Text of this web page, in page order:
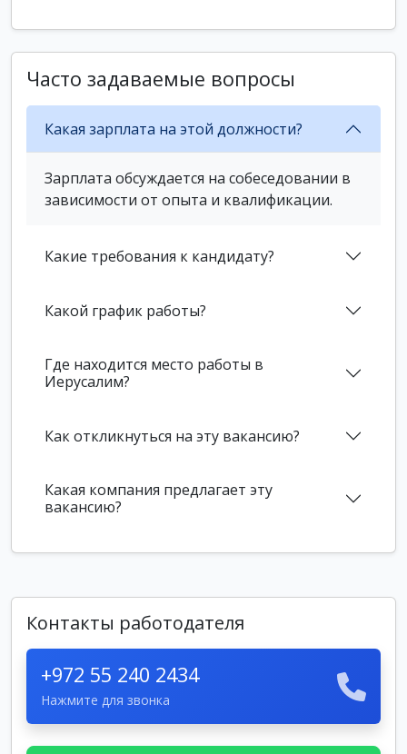
Часто задаваемые вопросы
Какая зарплата на этой должности?
Зарплата обсуждается на собеседовании в
зависимости от опыта и квалификации.
Какие требования к кандидату?
Какой график работы?
Где находится место работы в
Иерусалим?
Как откликнуться на эту вакансию?
Какая компания предлагает эту
вакансию?
Контакты работодателя
+972 55 240 2434
Нажмите для звонка